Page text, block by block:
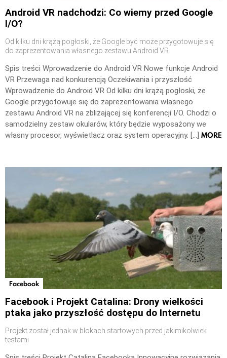
Android VR nadchodzi: Co wiemy przed Google
I/O?
Od kilku dni krążą pogłoski, że Google być może przygotowuje się
do zaprezentowania własnego zestawu Android VR
Spis treści Wprowadzenie do Android VR Nowe funkcje Android
VR Przewaga nad konkurencją Oczekiwania i przyszłość
Wprowadzenie do Android VR Od kilku dni krążą pogłoski, że
Google przygotowuje się do zaprezentowania własnego
zestawu Android VR na zbliżającej się konferencji I/O. Chodzi o
samodzielny zestaw okularów, który będzie wyposażony we
własny procesor, wyświetlacz oraz system operacyjny. […] MORE
Facebook
Facebook i Projekt Catalina: Drony wielkości
ptaka jako przyszłość dostępu do Internetu
Projekt został jednak w blokach startowych przed jakimikolwiek
testami